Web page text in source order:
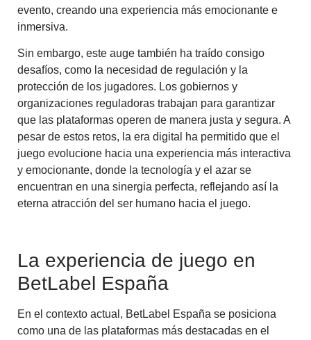
evento, creando una experiencia más emocionante e
inmersiva.
Sin embargo, este auge también ha traído consigo
desafíos, como la necesidad de regulación y la
protección de los jugadores. Los gobiernos y
organizaciones reguladoras trabajan para garantizar
que las plataformas operen de manera justa y segura. A
pesar de estos retos, la era digital ha permitido que el
juego evolucione hacia una experiencia más interactiva
y emocionante, donde la tecnología y el azar se
encuentran en una sinergia perfecta, reflejando así la
eterna atracción del ser humano hacia el juego.
La experiencia de juego en
BetLabel España
En el contexto actual, BetLabel España se posiciona
como una de las plataformas más destacadas en el